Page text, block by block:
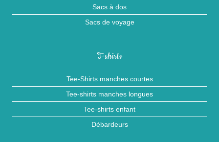
Sacs à dos
Sacs de voyage
T-shirts
Tee-Shirts manches courtes
Tee-shirts manches longues
Tee-shirts enfant
Débardeurs